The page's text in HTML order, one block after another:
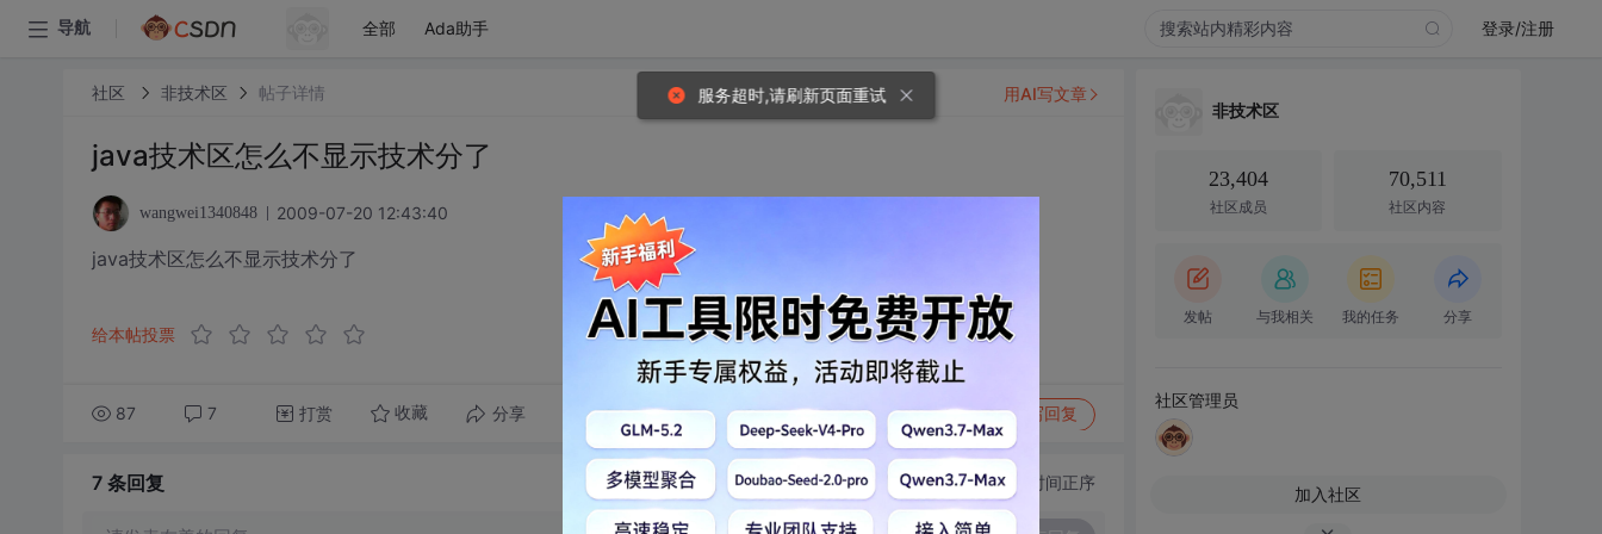
导航 全部 Ada助手 登录/注册
社区 非技术区 帖子详情
java技术区怎么不显示技术分了
wangwei1340848 2009-07-20 12:43:40
java技术区怎么不显示技术分了
给本帖投票
87 7 打赏 收藏 分享 转发到动态 举报 写回复
用AI写文章
7 条回复 切换为时间正序
非技术区
23,404
社区成员
70,511
社区内容
发帖 与我相关 我的任务 分享
社区管理员
加入社区
服务超时,请刷新页面重试